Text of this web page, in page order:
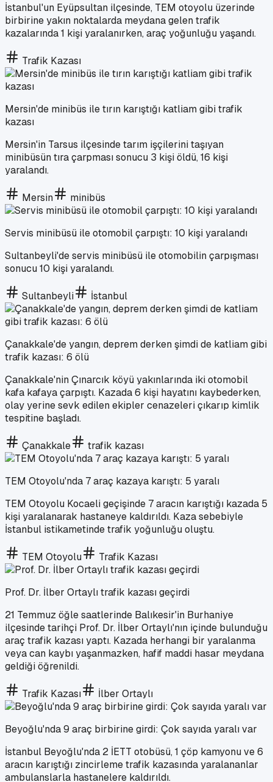
İstanbul'un Eyüpsultan ilçesinde, TEM otoyolu üzerinde
birbirine yakın noktalarda meydana gelen trafik
kazalarında 1 kişi yaralanırken, araç yoğunluğu yaşandı.
Trafik Kazası
Mersin'de minibüs ile tırın karıştığı katliam gibi trafik
kazası
Mersin'in Tarsus ilçesinde tarım işçilerini taşıyan
minibüsün tıra çarpması sonucu 3 kişi öldü, 16 kişi
yaralandı.
Mersin minibüs
Servis minibüsü ile otomobil çarpıştı: 10 kişi yaralandı
Sultanbeyli'de servis minibüsü ile otomobilin çarpışması
sonucu 10 kişi yaralandı.
Sultanbeyli İstanbul
Çanakkale'de yangın, deprem derken şimdi de katliam gibi
trafik kazası: 6 ölü
Çanakkale'nin Çınarcık köyü yakınlarında iki otomobil
kafa kafaya çarpıştı. Kazada 6 kişi hayatını kaybederken,
olay yerine sevk edilen ekipler cenazeleri çıkarıp kimlik
tespitine başladı.
Çanakkale trafik kazası
TEM Otoyolu'nda 7 araç kazaya karıştı: 5 yaralı
TEM Otoyolu Kocaeli geçişinde 7 aracın karıştığı kazada 5
kişi yaralanarak hastaneye kaldırıldı. Kaza sebebiyle
İstanbul istikametinde trafik yoğunluğu oluştu.
TEM Otoyolu Trafik Kazası
Prof. Dr. İlber Ortaylı trafik kazası geçirdi
21 Temmuz öğle saatlerinde Balıkesir'in Burhaniye
ilçesinde tarihçi Prof. Dr. İlber Ortaylı'nın içinde bulunduğu
araç trafik kazası yaptı. Kazada herhangi bir yaralanma
veya can kaybı yaşanmazken, hafif maddi hasar meydana
geldiği öğrenildi.
Trafik Kazası İlber Ortaylı
Beyoğlu'nda 9 araç birbirine girdi: Çok sayıda yaralı var
İstanbul Beyoğlu'nda 2 İETT otobüsü, 1 çöp kamyonu ve 6
aracın karıştığı zincirleme trafik kazasında yaralananlar
ambulanslarla hastanelere kaldırıldı.